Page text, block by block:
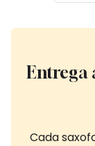
Entrega
Cada